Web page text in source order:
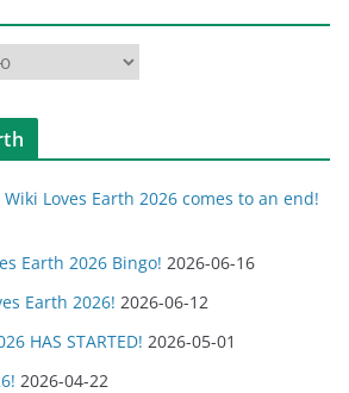
Loves Earth 2026 comes to an end!
Earth 2026 Bingo! 2026-06-16
Earth 2026! 2026-06-12
HAS STARTED! 2026-05-01
2026-04-22